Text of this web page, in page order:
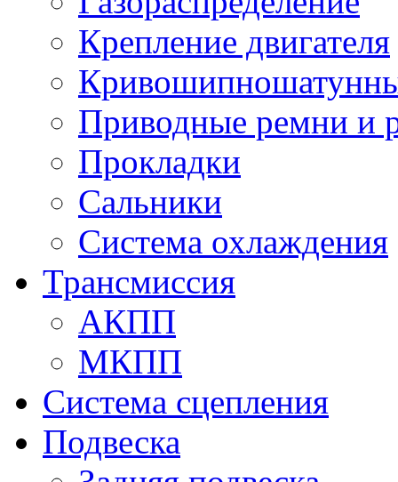
Крепление двигателя
Приводные ремни и
Прокладки
Сальники
Система охлаждения
Трансмиссия
АКПП
МКПП
Система сцепления
Подвеска